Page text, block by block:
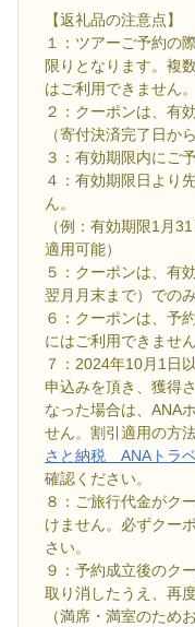
【返礼品の注意点】
１：ツアーご予約の
限りとなります。複
はご利用できません。
２：クーポンは、有
（寄付決済完了日か
３：有効期限内にご
４：有効期限日より
ん。
（例：有効期限1月
適用可能）
５：クーポンは、有
翌月月末まで）での
６：クーポンは、予
にはご利用できません
７：2024年10月1日
申込みを頂き、獲得
なった場合は、ANA
せん。割引適用の方
さと納税 ANAトラ
確認ください。
８：ご旅行代金がク
けません。必ずクー
さい。
９：予約成立後のク
取り消したうえ、再
（満席・満室のため